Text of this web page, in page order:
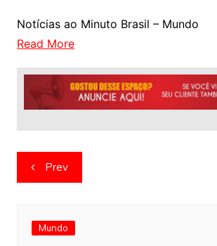
Notícias ao Minuto Brasil – Mundo
Read More
Navegação
de
Prev
Mundo